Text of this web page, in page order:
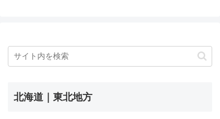
北海道｜東北地方